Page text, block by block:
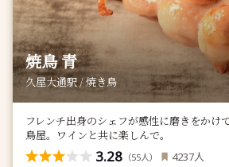
焼鳥 青
久屋大通駅 / 焼き鳥
フレンチ出身のシェフが感性に磨きをかけ
鳥屋。ワインと共に楽しんで。
3.28 （55人） 4237人